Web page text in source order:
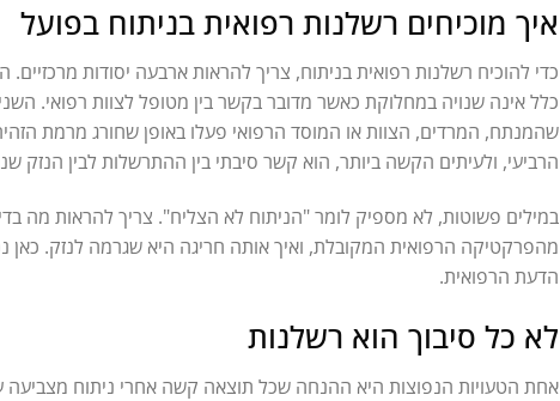
איך מוכיחים רשלנות רפואית בניתוח בפועל
כדי להוכיח רשלנות רפואית בניתוח, צריך להראות ארבעה יסודות
כלל אינה שנויה במחלוקת כאשר מדובר בקשר בין מטופל לצוות רפואי.
שהמנתח, המרדים, הצוות או המוסד הרפואי פעלו באופן שחורג מרמת
הרביעי, ולעיתים הקשה ביותר, הוא קשר סיבתי בין ההתרשלות לבין הנזק
במילים פשוטות, לא מספיק לומר "הניתוח לא הצליח". צריך להראות מה
מהפרקטיקה הרפואית המקובלת, ואיך אותה חריגה היא שגרמה לנזק. כאן
הדעת הרפואית.
לא כל סיבוך הוא רשלנות
אחת הטעויות הנפוצות היא ההנחה שכל תוצאה קשה אחרי ניתוח מצביעה